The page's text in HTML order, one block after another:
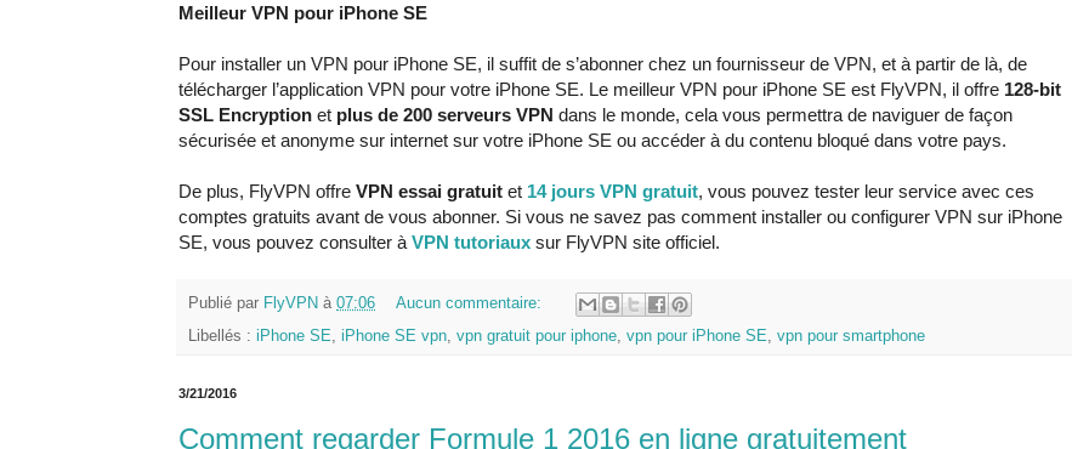
Meilleur VPN pour iPhone SE
Pour installer un VPN pour iPhone SE, il suffit de s’abonner chez un fournisseur de VPN, et à partir de là, de
télécharger l’application VPN pour votre iPhone SE. Le meilleur VPN pour iPhone SE est FlyVPN, il offre 128-bit
SSL Encryption et plus de 200 serveurs VPN dans le monde, cela vous permettra de naviguer de façon
sécurisée et anonyme sur internet sur votre iPhone SE ou accéder à du contenu bloqué dans votre pays.
De plus, FlyVPN offre VPN essai gratuit et 14 jours VPN gratuit, vous pouvez tester leur service avec ces
comptes gratuits avant de vous abonner. Si vous ne savez pas comment installer ou configurer VPN sur iPhone
SE, vous pouvez consulter à VPN tutoriaux sur FlyVPN site officiel.
Publié par FlyVPN à 07:06
Aucun commentaire:
Libellés : iPhone SE, iPhone SE vpn, vpn gratuit pour iphone, vpn pour iPhone SE, vpn pour smartphone
3/21/2016
Comment regarder Formule 1 2016 en ligne gratuitement